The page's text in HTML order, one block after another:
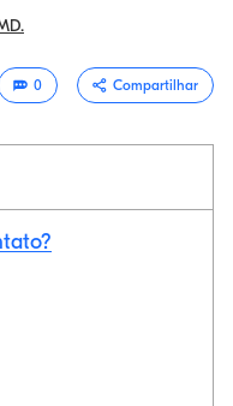
0 Compartilhar